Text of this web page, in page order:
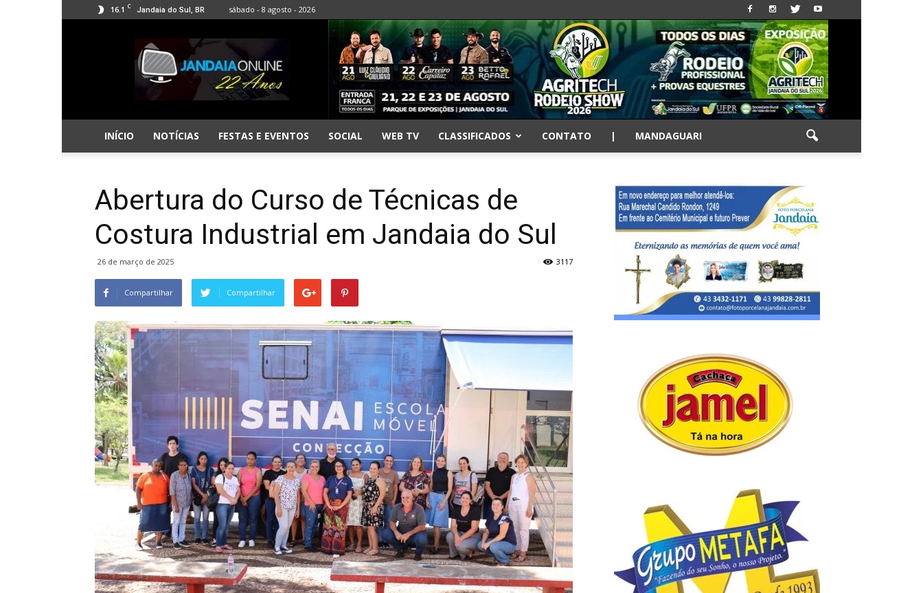
16.1 C Jandaia do Sul, BR sábado - 8 agosto - 2026
Jandaia
Online
INÍCIO NOTÍCIAS FESTAS E EVENTOS SOCIAL WEB TV CLASSIFICADOS CONTATO | MANDAGUARI
Abertura do Curso de Técnicas de
Costura Industrial em Jandaia do Sul
26 de março de 2025 3117
Compartilhar Compartilhar